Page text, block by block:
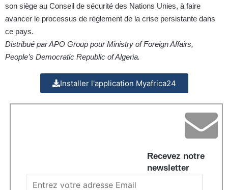
son siège au Conseil de sécurité des Nations Unies, à faire
avancer le processus de règlement de la crise persistante dans
ce pays.
Distribué par APO Group pour Ministry of Foreign Affairs,
People’s Democratic Republic of Algeria.
Installer l'application Myafrica24
Recevez notre
newsletter